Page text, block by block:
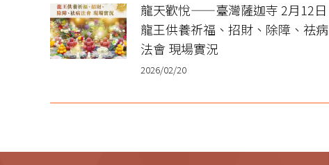
龍天歡悅——臺灣薩迦寺 2月12日
龍王供養祈福、招財、除障、祛病
法會 現場實況
2026/02/20